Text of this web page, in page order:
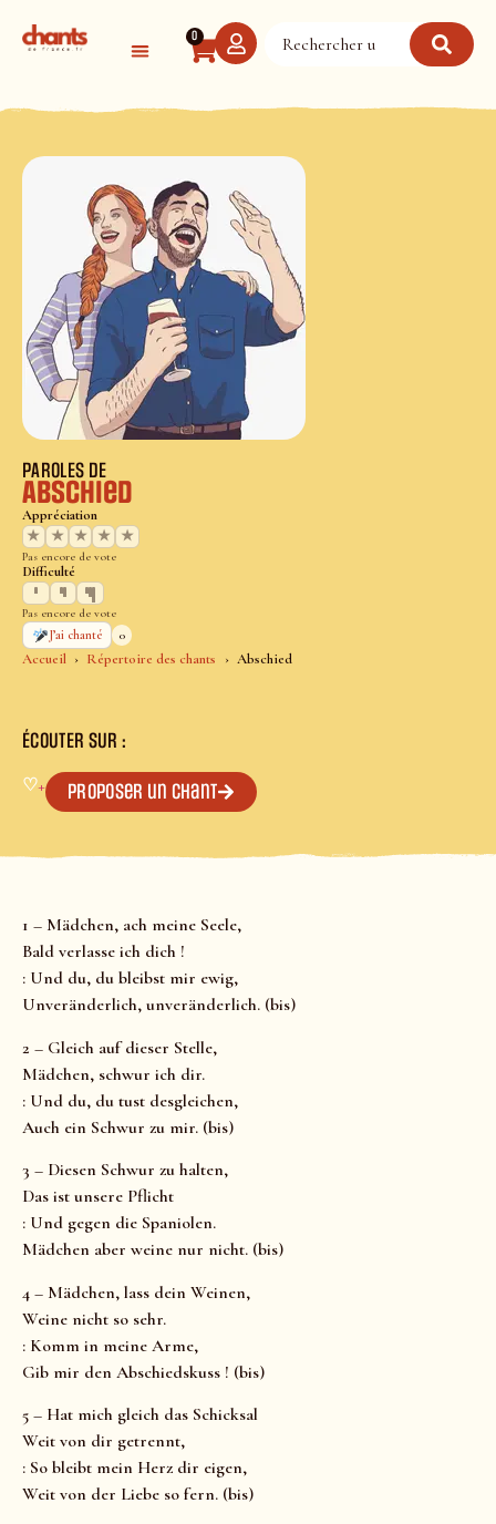
0
Accueil Répertoire des chants Abschied
PAROLES DE
Abschied
Appréciation
★
★ ★ ★ ★
Pas encore de vote
Difficulté
Pas encore de vote
J’ai chanté
0
ÉCOUTER SUR :
♡+ Proposer un chant
1 – Mädchen, ach meine Seele,
Bald verlasse ich dich !
: Und du, du bleibst mir ewig,
Unveränderlich, unveränderlich. (bis)
2 – Gleich auf dieser Stelle,
Mädchen, schwur ich dir.
: Und du, du tust desgleichen,
Auch ein Schwur zu mir. (bis)
3 – Diesen Schwur zu halten,
Das ist unsere Pflicht
: Und gegen die Spaniolen.
Mädchen aber weine nur nicht. (bis)
4 – Mädchen, lass dein Weinen,
Weine nicht so sehr.
: Komm in meine Arme,
Gib mir den Abschiedskuss ! (bis)
5 – Hat mich gleich das Schicksal
Weit von dir getrennt,
: So bleibt mein Herz dir eigen,
Weit von der Liebe so fern. (bis)